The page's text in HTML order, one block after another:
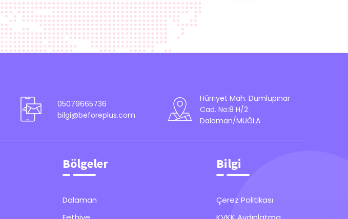
05079665736
bilgi@beforeplus.com
Hürriyet Mah. Dumlupınar
Cad. No:8 H/2
Dalaman/MUĞLA
Bölgeler
Dalaman
Bilgi
Çerez Politikası